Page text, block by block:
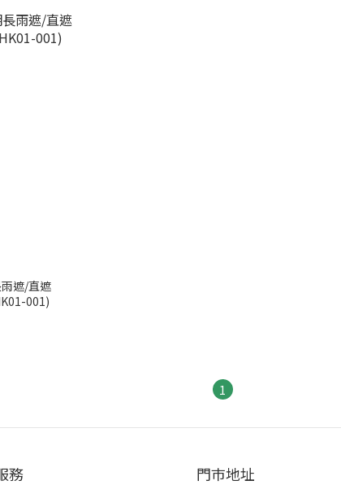
遮/直遮
001)
1
務 門巿地址